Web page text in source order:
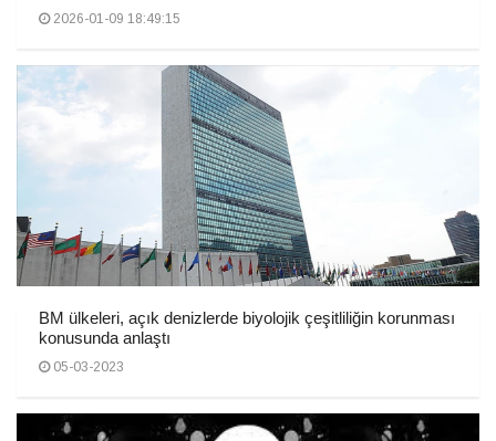
2026-01-09 18:49:15
BM ülkeleri, açık denizlerde biyolojik çeşitliliğin korunması
konusunda anlaştı
05-03-2023